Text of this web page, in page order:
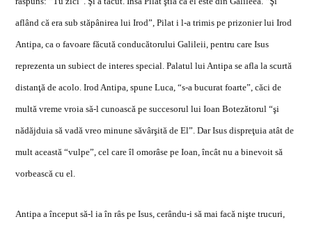
aflând că era sub stăpânirea lui Irod”, Pilat i l-a trimis pe prizonier lui Irod
Antipa, ca o favoare făcută conducătorului Galileii, pentru care Isus
reprezenta un subiect de interes special. Palatul lui Antipa se afla la scurtă
distanţă de acolo. Irod Antipa, spune Luca, “s-a bucurat foarte”, căci de
multă vreme vroia să-l cunoască pe succesorul lui Ioan Botezătorul “şi
nădăjduia să vadă vreo minune săvârşită de El”. Dar Isus dispreţuia atât de
mult această “vulpe”, cel care îl omorâse pe Ioan, încât nu a binevoit să
vorbească cu el.
Antipa a început să-l ia în râs pe Isus, cerându-i să mai facă nişte trucuri,